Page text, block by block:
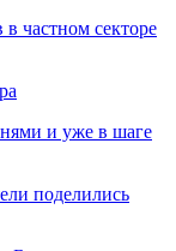
частном секторе
и уже в шаге
поделились